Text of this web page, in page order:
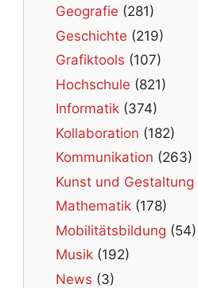
Geografie (281)
Geschichte (219)
Grafiktools (107)
Hochschule (821)
Informatik (374)
Kollaboration (182)
Kommunikation (263)
Kunst und Gestaltung
Mathematik (178)
Mobilitätsbildung (54)
Musik (192)
News (3)